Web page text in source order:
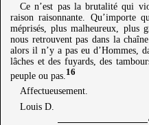
Ce n’est pas la brutalité qui
raison raisonnante. Qu’importe
méprisés, plus malheureux, plus
nous retrouvent pas dans la
alors il n’y a pas eu d’Hommes,
lâches et des fuyards, des
peuple ou pas. 16
Affectueusement.
Louis D.